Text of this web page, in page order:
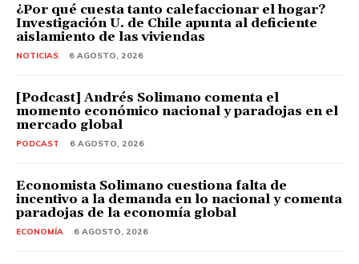
¿Por qué cuesta tanto calefaccionar el hogar?
Investigación U. de Chile apunta al deficiente
aislamiento de las viviendas
NOTICIAS 6 AGOSTO, 2026
[Podcast] Andrés Solimano comenta el
momento económico nacional y paradojas en el
mercado global
PODCAST 6 AGOSTO, 2026
Economista Solimano cuestiona falta de
incentivo a la demanda en lo nacional y comenta
paradojas de la economía global
ECONOMÍA 6 AGOSTO, 2026